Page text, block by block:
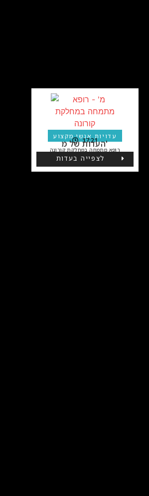
עדויות אנשי מקצוע
17:21 העדות של מ'
רופא מתמחה במחלקת קורונה
לצפייה בעדות